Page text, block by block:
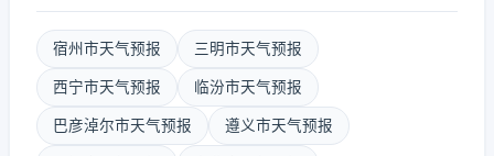
宿州市天气预报 三明市天气预报
西宁市天气预报 临汾市天气预报
巴彦淖尔市天气预报 遵义市天气预报